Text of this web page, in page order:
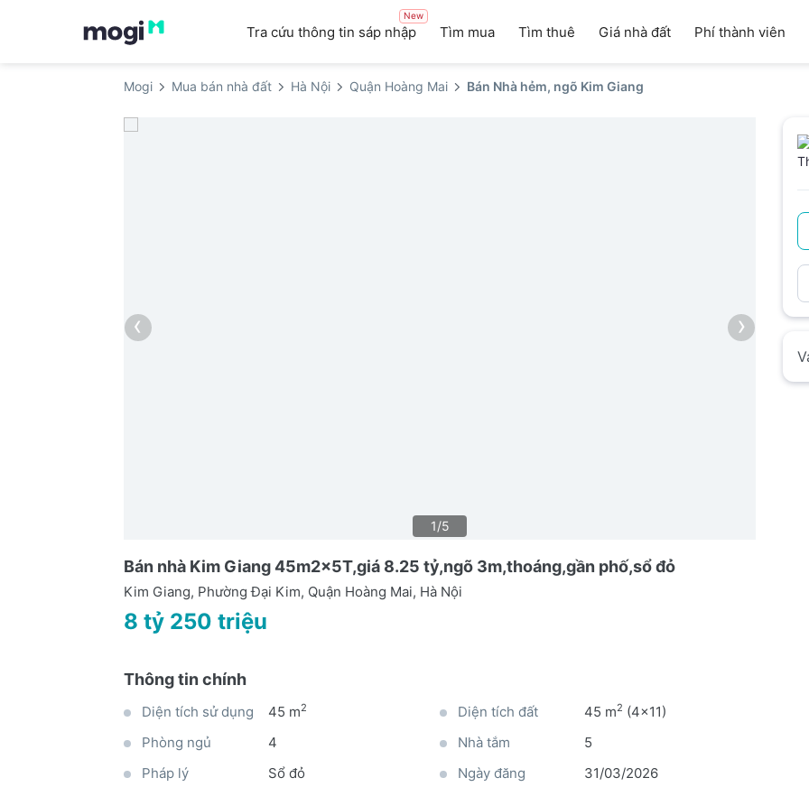
Tra cứu thông tin sáp nhập
New
Tìm mua Tìm thuê Giá nhà đất Phí thành viên
Mogi Mua bán nhà đất Hà Nội Quận Hoàng Mai Bán Nhà hẻm, ngõ Kim Giang
‹ ›
1/5
Bán nhà Kim Giang 45m2x5T,giá 8.25 tỷ,ngõ 3m,thoáng,gần phố,sổ đỏ
Kim Giang, Phường Đại Kim, Quận Hoàng Mai, Hà Nội
8 tỷ 250 triệu
Thông tin chính
Diện tích sử dụng 45 m2 Diện tích đất 45 m2 (4x11)
Phòng ngủ
4 Nhà tắm
5
Pháp lý
Sổ đỏ Ngày đăng
31/03/2026